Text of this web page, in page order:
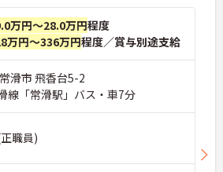
万円～28.0万円程度
万円～336万円程度／賞与別途支給
滑市 飛香台5-2
線「常滑駅」バス・車7分
職員)